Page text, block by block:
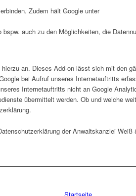
Zudem hält Google unter
auch zu den Möglichkeiten, die
an. Dieses Add-on lässt sich mit den
bei Aufruf unseres Internetauftritts
Internetauftritts nicht an Google
übermittelt werden. Ob und welche
der Anwaltskanzlei Weiß